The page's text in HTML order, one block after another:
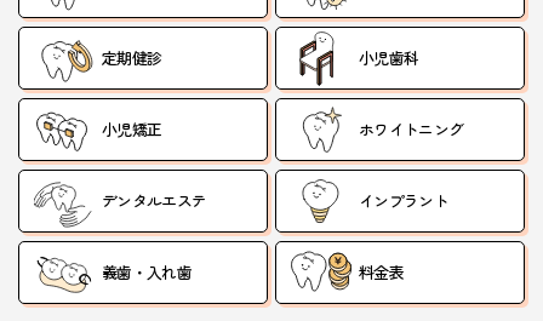
定期健診 小児歯科
小児矯正 ホワイトニング
デンタルエステ インプラント
義歯・入れ歯 料金表